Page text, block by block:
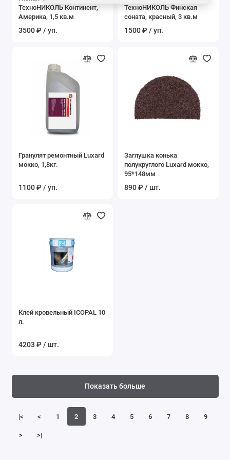
ТехноНИКОЛЬ Континент,
Америка, 1,5 кв.м
3500 ₽ / уп.
ТехноНИКОЛЬ Финская
соната, красный, 3 кв.м
1500 ₽ / уп.
Гранулят ремонтный Luxard
мокко, 1,8кг.
1100 ₽ / уп.
Заглушка конька
полукруглого Luxard мокко,
95*148мм
890 ₽ / шт.
Клей кровельный ICOPAL 10
л.
4203 ₽ / шт.
|< < 1 2 3 4 5 6 7 8 9
> >|
Показать больше